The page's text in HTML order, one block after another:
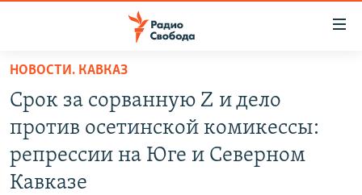
упрощенного
доступа
основному
содержанию
ПОДКАСТЫ
АВТОРСКИЕ ПРОЕКТЫ
ЦИТАТЫ СВОБОДЫ
НОВОСТИ. КАВКАЗ
Срок за сорванную Z и дело
против осетинской комикессы:
репрессии на Юге и Северном
Кавказе